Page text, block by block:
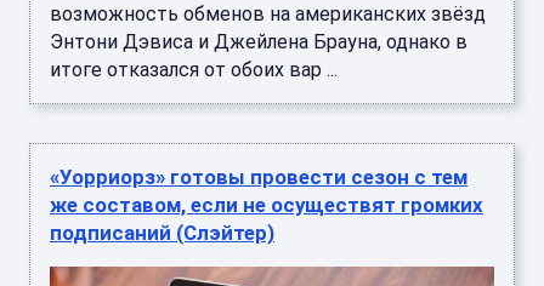
возможность обменов на американских звёзд
Энтони Дэвиса и Джейлена Брауна, однако в
итоге отказался от обоих вар ...
«Уорриорз» готовы провести сезон с тем
же составом, если не осуществят громких
подписаний (Слэйтер)